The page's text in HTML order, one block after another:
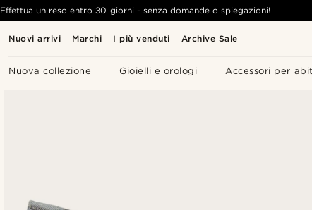
Nuovi arrivi Marchi I più venduti Archive Sale
Nuova collezione Gioielli e orologi Accessori per
Effettua un reso entro 30 giorni - senza domande o spiegazioni!